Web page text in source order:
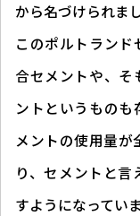
から名づけられま
このポルトラン
合セメントや、そ
ントというもの
メントの使用量が
り、セメントと
すようになっていま